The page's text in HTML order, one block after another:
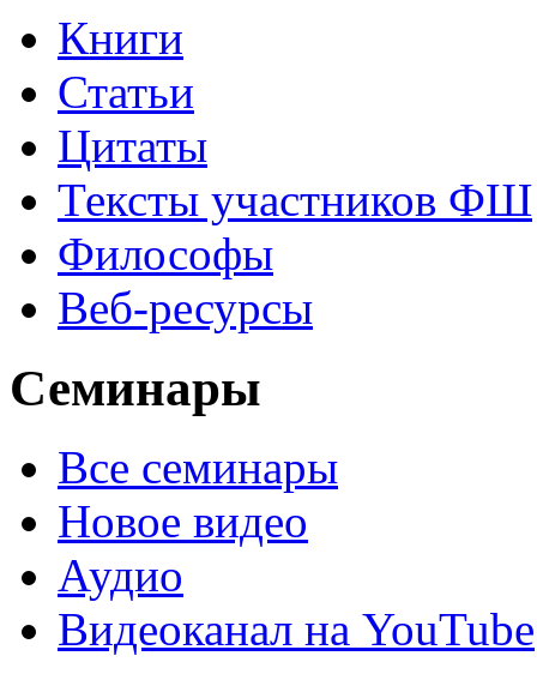
Книги
Статьи
Цитаты
Тексты участников ФШ
Философы
Веб-ресурсы
Семинары
Все семинары
Новое видео
Аудио
Видеоканал на YouTube